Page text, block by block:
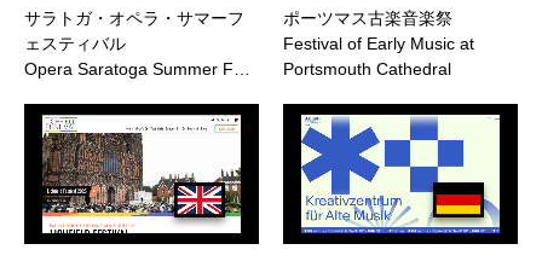
サラトガ・オペラ・サマーフ
ェスティバル
Opera Saratoga Summer F…
ポーツマス古楽音楽祭
Festival of Early Music at
Portsmouth Cathedral